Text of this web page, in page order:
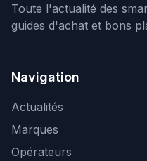
Toute l'actualité des
guides d'achat et bons
Navigation
Actualités
Marques
Opérateurs